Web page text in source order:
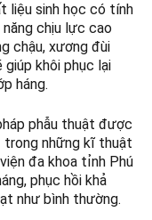
liệu sinh học có tính
chịu lực cao
chậu, xương đùi
khôi phục lại
háng.
phẫu thuật được
trong những kĩ thuật
đa khoa tỉnh Phú
phục hồi khả
như bình thường.